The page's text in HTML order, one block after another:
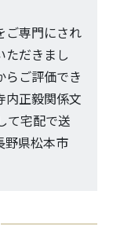
ご専門にされ
ただきまし
らご評価でき
内正毅関係文
て宅配で送
野県松本市